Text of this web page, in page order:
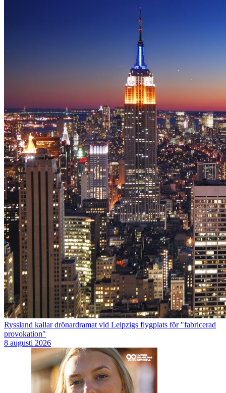
Ryssland kallar drönardramat vid Leipzigs flygplats för "fabricerad
provokation"
8 augusti 2026